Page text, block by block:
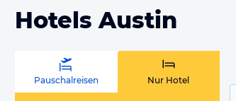
Hotels Austin
Pauschalreisen Nur Hotel